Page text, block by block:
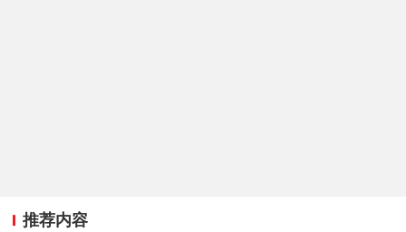
推荐内容